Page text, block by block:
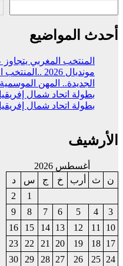
أحدث المواضيع
المنتخب المغربي يتجاوز
مونديال 2026 ..المنتخب المغربي يستهل مشواره بنتيجة التعادل (1-1 )مع نظيره البرازيلي
الجديدة.. المهن
بطولة اتحاد شمال إفريقيا لكرة القدم لأقل من 17 سنة
بطولة اتحاد شمال إفريقيا لكرة القدم لأقل من 17
الأرشيف
أغسطس 2026
ن
ث أرب خ ج س
د
1
2
3
4
5
6
7
8
9
10
11
12
13
14
15
16
17
18
19
20
21
22
23
24
25
26
27
28
29
30